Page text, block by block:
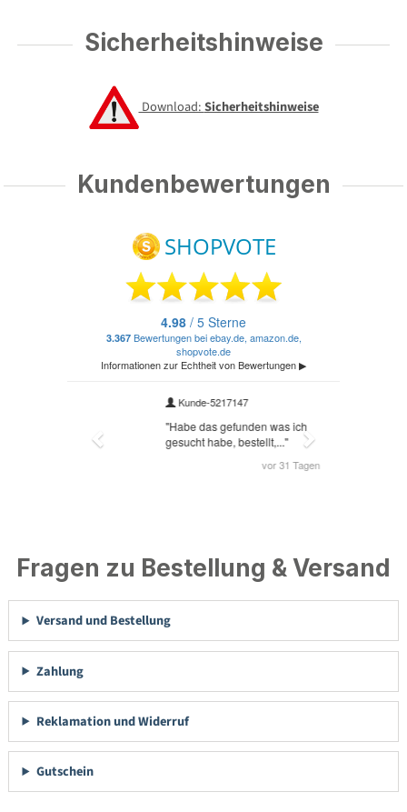
Sicherheitshinweise
Download:Sicherheitshinweise
Kundenbewertungen
Fragen zu Bestellung & Versand
Versand und Bestellung
Zahlung
Reklamation und Widerruf
Gutschein